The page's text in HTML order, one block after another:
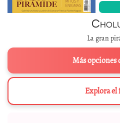
La gran
Más opciones
Explora